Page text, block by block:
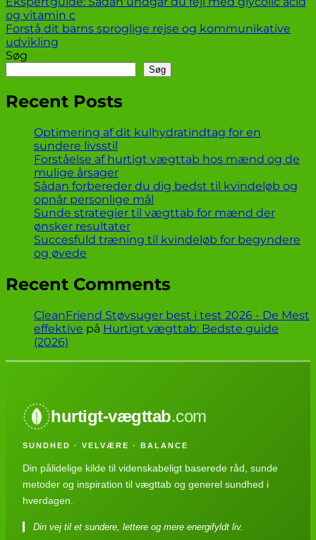
og vitamin c
Forstå dit barns sproglige rejse og kommunikative
udvikling
Søg
Søg
Recent Posts
Optimering af dit kulhydratindtag for en
sundere livsstil
Forståelse af hurtigt vægttab hos mænd og de
mulige årsager
Sådan forbereder du dig bedst til kvindeløb og
opnår personlige mål
Sunde strategier til vægttab for mænd der
ønsker resultater
Succesfuld træning til kvindeløb for begyndere
og øvede
Recent Comments
CleanFriend Støvsuger best i test 2026 - De Mest
effektive på Hurtigt vægttab: Bedste guide
(2026)
hurtigt-vægttab.com
SUNDHED · VELVÆRE · BALANCE
Din pålidelige kilde til videnskabeligt baserede råd, sunde
metoder og inspiration til vægttab og generel sundhed i
hverdagen.
Din vej til et sundere, lettere og mere energifyldt liv.